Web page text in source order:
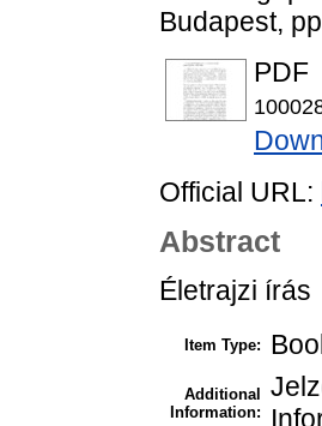
Budapest,
PDF
Official URL:
Abstract
Életrajzi írás
Item Type:
Additional
Information: